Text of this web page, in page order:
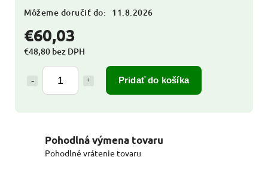
€60,03
€48,80 bez DPH
Pridať do košíka
Môžeme doručiť do: 11.8.2026
Pohodlná výmena tovaru
Pohodlné vrátenie tovaru